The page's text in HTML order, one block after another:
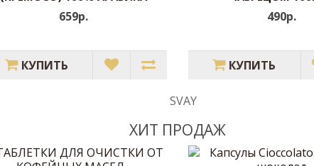
659р.
КУПИТЬ
490р.
КУПИТЬ
ХИТ ПРОДАЖ